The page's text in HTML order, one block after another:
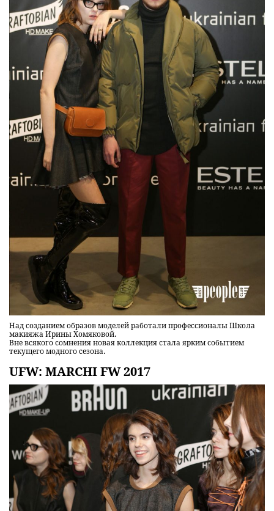
Над созданием образов моделей работали профессионалы Школа
макияжа Ирины Хомяковой.
Вне всякого сомнения новая коллекция стала ярким событием
текущего модного сезона.
UFW: MARCHI FW 2017